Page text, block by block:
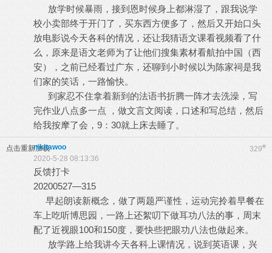
放学时候暴雨，接到恩时候身上都淋湿了，跟我说学
校小卖部终于开门了，买东西方便多了，然后又开始口头
放电影说今天各科的情况，还让我猜语文课看视频看了什
么，原来是语文老师为了让他们搜集素材看航拍中国（西
安），之前已经看过广东，还聊到小时候以为陈家祠是我
们家的笑话，一路愉快。
到家忍不住拿着新到的法语书折腾一阵才去洗澡，写
完作业八点多一点 ，做文言文阅读，口述和写总结，然后
给我按摩了会，9：30就上床去睡了。
点击重新加载 329#
nikitawoo
2020-5-28 08:13:36
反馈打卡
20200527—315
早起朗读新概念，做了两题严谨性，运动完拎着早餐在
车上吃听博思园，一路上还絮叨下做耳功八法的事，周末
配了近视眼100和150度，要快些把眼功八法也做起来。
放学路上给我讲今天各科上课情况，说到英语课，兴